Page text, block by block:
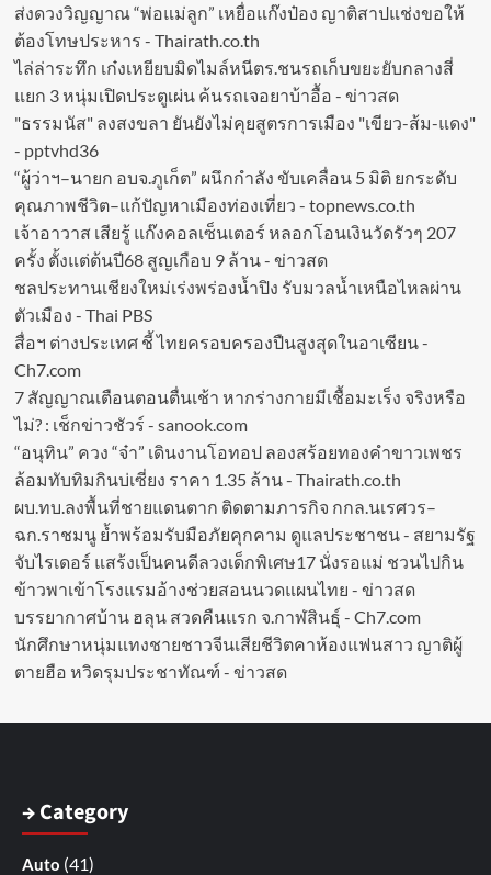
ส่งดวงวิญญาณ “พ่อแม่ลูก” เหยื่อแก๊งป๋อง ญาติสาปแช่งขอให้
ต้องโทษประหาร - Thairath.co.th
ไล่ล่าระทึก เก๋งเหยียบมิดไมล์หนีตร.ชนรถเก็บขยะยับกลางสี่
แยก 3 หนุ่มเปิดประตูเผ่น ค้นรถเจอยาบ้าอื้อ - ข่าวสด
"ธรรมนัส" ลงสงขลา ยันยังไม่คุยสูตรการเมือง "เขียว-ส้ม-แดง"
- pptvhd36
“ผู้ว่าฯ–นายก อบจ.ภูเก็ต” ผนึกกำลัง ขับเคลื่อน 5 มิติ ยกระดับ
คุณภาพชีวิต–แก้ปัญหาเมืองท่องเที่ยว - topnews.co.th
เจ้าอาวาส เสียรู้ แก๊งคอลเซ็นเตอร์ หลอกโอนเงินวัดรัวๆ 207
ครั้ง ตั้งแต่ต้นปี68 สูญเกือบ 9 ล้าน - ข่าวสด
ชลประทานเชียงใหม่เร่งพร่องน้ำปิง รับมวลน้ำเหนือไหลผ่าน
ตัวเมือง - Thai PBS
สื่อฯ ต่างประเทศ ชี้ ไทยครอบครองปืนสูงสุดในอาเซียน -
Ch7.com
7 สัญญาณเตือนตอนตื่นเช้า หากร่างกายมีเชื้อมะเร็ง จริงหรือ
ไม่? : เช็กข่าวชัวร์ - sanook.com
“อนุทิน” ควง “จ๋า” เดินงานโอทอป ลองสร้อยทองคำขาวเพชร
ล้อมทับทิมกินบ่เซี่ยง ราคา 1.35 ล้าน - Thairath.co.th
ผบ.ทบ.ลงพื้นที่ชายแดนตาก ติดตามภารกิจ กกล.นเรศวร–
ฉก.ราชมนู ย้ำพร้อมรับมือภัยคุกคาม ดูแลประชาชน - สยามรัฐ
จับไรเดอร์ แสร้งเป็นคนดีลวงเด็กพิเศษ17 นั่งรอแม่ ชวนไปกิน
ข้าวพาเข้าโรงแรมอ้างช่วยสอนนวดแผนไทย - ข่าวสด
บรรยากาศบ้าน ฮลุน สวดคืนแรก จ.กาฬสินธุ์ - Ch7.com
นักศึกษาหนุ่มแทงชายชาวจีนเสียชีวิตคาห้องแฟนสาว ญาติผู้
ตายฮือ หวิดรุมประชาทัณฑ์ - ข่าวสด
→ Category
Auto (41)